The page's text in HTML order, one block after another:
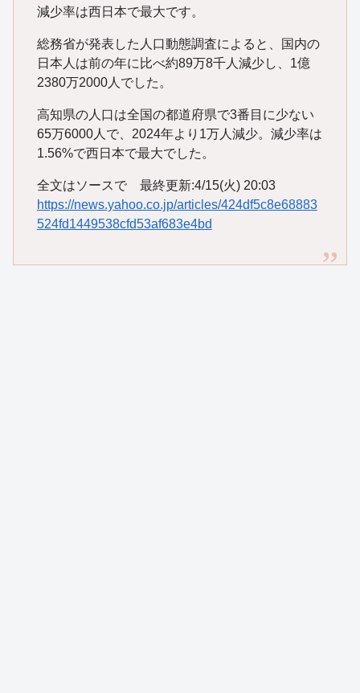
減少率は西日本で最大です。
総務省が発表した人口動態調査によると、国内の
日本人は前の年に比べ約89万8千人減少し、1億
2380万2000人でした。
高知県の人口は全国の都道府県で3番目に少ない
65万6000人で、2024年より1万人減少。減少率は
1.56%で西日本で最大でした。
全文はソースで 最終更新:4/15(火) 20:03
https://news.yahoo.co.jp/articles/424df5c8e68883
524fd1449538cfd53af683e4bd